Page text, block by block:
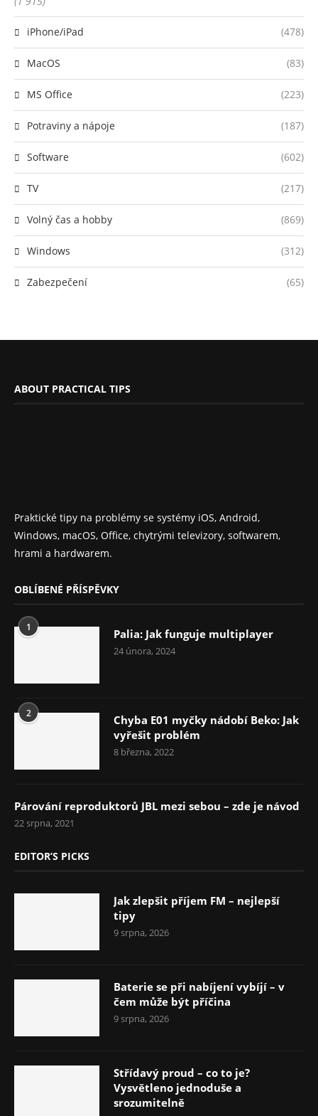
iPhone/iPad (478)
MacOS (83)
MS Office (223)
Potraviny a nápoje (187)
Software (602)
TV (217)
Volný čas a hobby (869)
Windows (312)
Zabezpečení (65)
ABOUT PRACTICAL TIPS
Praktické tipy na problémy se systémy iOS, Android,
Windows, macOS, Office, chytrými televizory, softwarem,
hrami a hardwarem.
OBLÍBENÉ PŘÍSPĚVKY
1 Palia: Jak funguje multiplayer
24 února, 2024
2
Chyba E01 myčky nádobí Beko: Jak
vyřešit problém
8 března, 2022
Párování reproduktorů JBL mezi sebou – zde je návod
22 srpna, 2021
EDITOR’S PICKS
Jak zlepšit příjem FM – nejlepší
tipy
9 srpna, 2026
Baterie se při nabíjení vybíjí – v
čem může být příčina
9 srpna, 2026
Střídavý proud – co to je?
Vysvětleno jednoduše a
srozumitelně